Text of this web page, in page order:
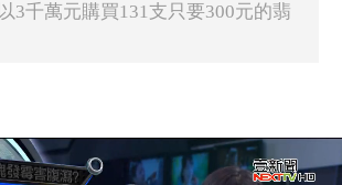
3千萬元購買131支只要300元的翡